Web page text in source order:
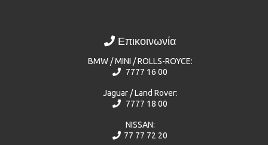
Επικοινωνία
BMW / MINI / ROLLS-ROYCE:
7777 16 00
Jaguar / Land Rover:
7777 18 00
NISSAN:
77 77 72 20